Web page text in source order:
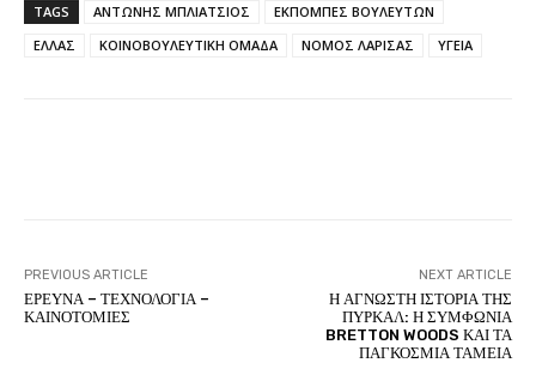
TAGS ΑΝΤΩΝΗΣ ΜΠΛΙΑΤΣΙΟΣ
ΕΚΠΟΜΠΕΣ ΒΟΥΛΕΥΤΩΝ
ΕΛΛΑΣ
ΚΟΙΝΟΒΟΥΛΕΥΤΙΚΗ ΟΜΑΔΑ ΝΟΜΟΣ ΛΑΡΙΣΑΣ ΥΓΕΙΑ
PREVIOUS ARTICLE
ΕΡΕΥΝΑ – ΤΕΧΝΟΛΟΓΙΑ –
ΚΑΙΝΟΤΟΜΙΕΣ
NEXT ARTICLE
Η ΑΓΝΩΣΤΗ ΙΣΤΟΡΙΑ ΤΗΣ
ΠΥΡΚΑΛ: Η ΣΥΜΦΩΝΙΑ
BRETTON WOODS ΚΑΙ ΤΑ
ΠΑΓΚΟΣΜΙΑ ΤΑΜΕΙΑ